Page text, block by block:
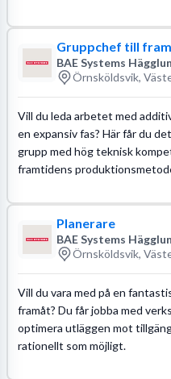
Gruppchef till
BAE Systems
Örnsköldsvik,
Vill du leda arbetet med
en expansiv fas? Här får du
grupp med hög teknisk
framtidens
Planerare
BAE Systems
Örnsköldsvik,
Vill du vara med på en
framåt? Du får jobba med
optimera utläggen mot
rationellt som möjligt.